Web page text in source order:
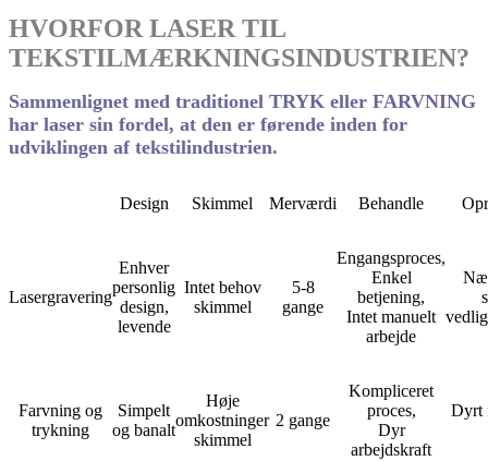
HVORFOR LASER TIL
TEKSTILMÆRKNINGSINDUSTRIEN?
Sammenlignet med traditionel TRYK eller FARVNING
har laser sin fordel, at den er førende inden for
udviklingen af ​​tekstilindustrien.
Design Skimmel Merværdi Behandle
Lasergravering
Enhver
personlig
design,
levende
Intet behov
skimmel
5-8
gange
Engangsproces,
Enkel
betjening,
Intet manuelt
arbejde
Farvning og
trykning
Simpelt
og banalt
Høje
omkostninger
skimmel
2 gange
Kompliceret
proces,
Dyr
arbejdskraft
Dyrt